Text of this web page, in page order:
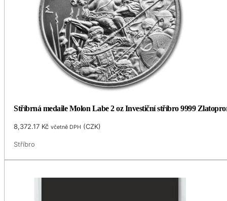
Stříbrná medaile Molon Labe 2 oz Investiční stříbro 9999
8,372.17 Kč včetně DPH (CZK)
Stříbro